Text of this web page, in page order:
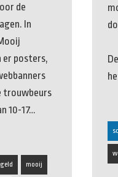
de
In
er posters,
trouwbeurs
10-17…
mooij